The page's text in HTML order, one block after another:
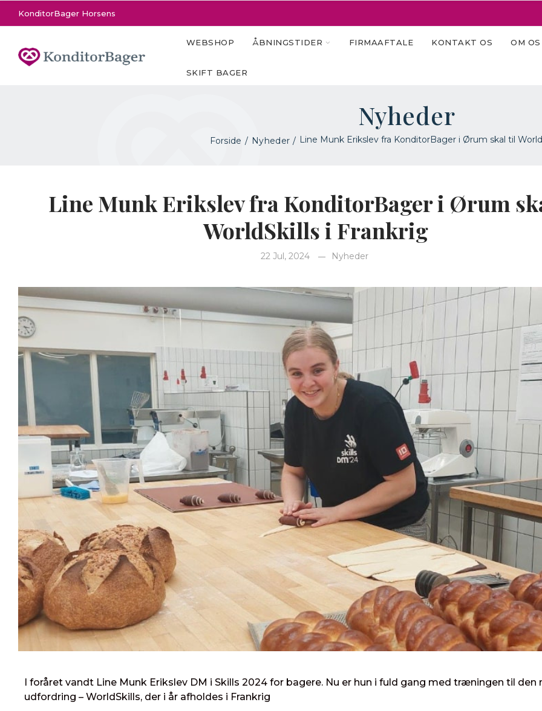
KonditorBager Horsens
WEBSHOP ÅBNINGSTIDER FIRMAAFTALE KONTAKT OS OM OS
SKIFT BAGER
Nyheder
Forside Nyheder Line Munk Erikslev fra KonditorBager i Ørum skal til
Line Munk Erikslev fra KonditorBager i Ørum
WorldSkills i Frankrig
22 Jul, 2024 Nyheder
I foråret vandt Line Munk Erikslev DM i Skills 2024 for bagere. Nu er hun i fuld gang med træningen til
udfordring – WorldSkills, der i år afholdes i Frankrig